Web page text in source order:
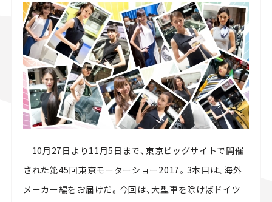
10月27日より11月5日まで、東京ビッグサイトで開催
された第45回東京モーターショー2017。3本目は、海外
メーカー編をお届けだ。今回は、大型車を除けばドイツ
人気のハッシュタグ
スズキ ジムニー｜Suzuki Jimny
スズキ｜Suzuki
マツダ｜Mazda
マツダ ロードスター｜Mazda Roadster